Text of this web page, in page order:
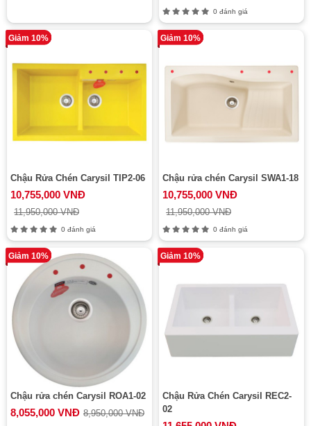
0 đánh giá
Giảm 10%
Chậu Rửa Chén Carysil TIP2-06
10,755,000 VNĐ
11,950,000 VNĐ
0 đánh giá
Giảm 10%
Chậu rửa chén Carysil SWA1-18
10,755,000 VNĐ
11,950,000 VNĐ
0 đánh giá
Giảm 10%
Chậu rửa chén Carysil ROA1-02
8,055,000 VNĐ 8,950,000 VNĐ
Giảm 10%
Chậu Rửa Chén Carysil REC2-
02